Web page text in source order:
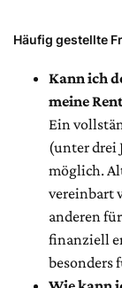
Häufig gestellte
Kann ich
meine
Ein
(unter drei
möglich.
vereinbart
anderen
finanziell
besonders